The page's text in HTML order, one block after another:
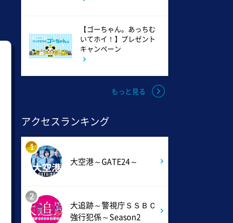
午後 4:48
スーパーJチャンネル 井澤健
太朗と森山みなみが<ニュース
ザワつく!路線バスで寄り道の
旅 【“東京&横浜"2大都市の地
下街グルメを巡る!】
よる 8:00
プレゼンツアー
【ゴーちゃん。あっちむ
いてホイ！】プレゼント
キャンペーン
もっと見る
アクセスランキング
1
大空港～GATE24～
2
大追跡～警視庁ＳＳＢＣ
強行犯係～Season2